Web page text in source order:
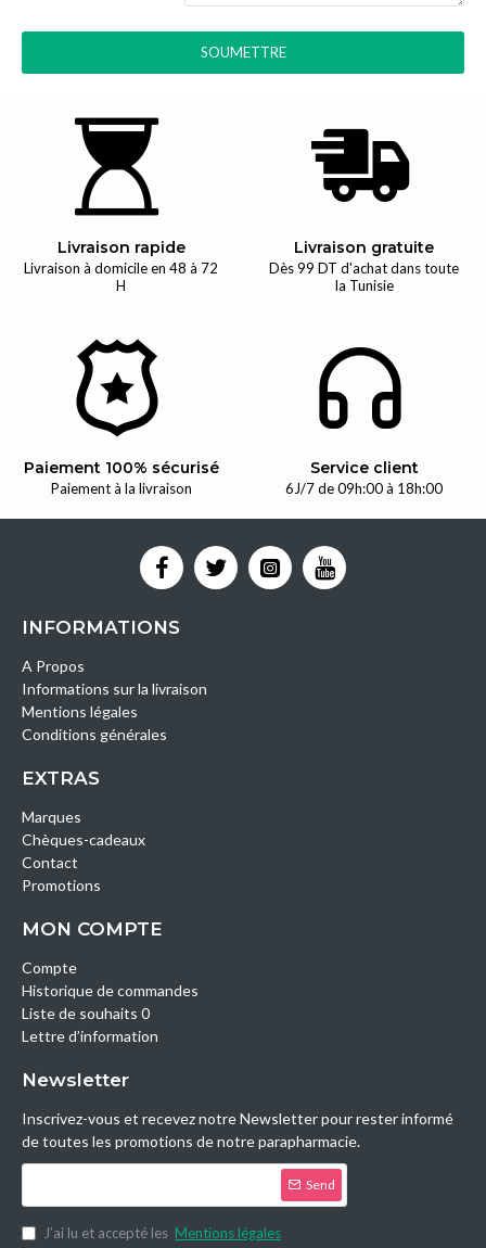
SOUMETTRE
Livraison rapide
Livraison à domicile en 48 à 72
H
Livraison gratuite
Dès 99 DT d'achat dans toute
la Tunisie
Paiement 100% sécurisé
Paiement à la livraison
Service client
6J/7 de 09h:00 à 18h:00
INFORMATIONS
A Propos
Informations sur la livraison
Mentions légales
Conditions générales
EXTRAS
Marques
Chèques-cadeaux
Contact
Promotions
MON COMPTE
Compte
Historique de commandes
Liste de souhaits 0
Lettre d’information
Newsletter
Inscrivez-vous et recevez notre Newsletter pour rester informé
de toutes les promotions de notre parapharmacie.
Send
J’ai lu et accepté les Mentions légales